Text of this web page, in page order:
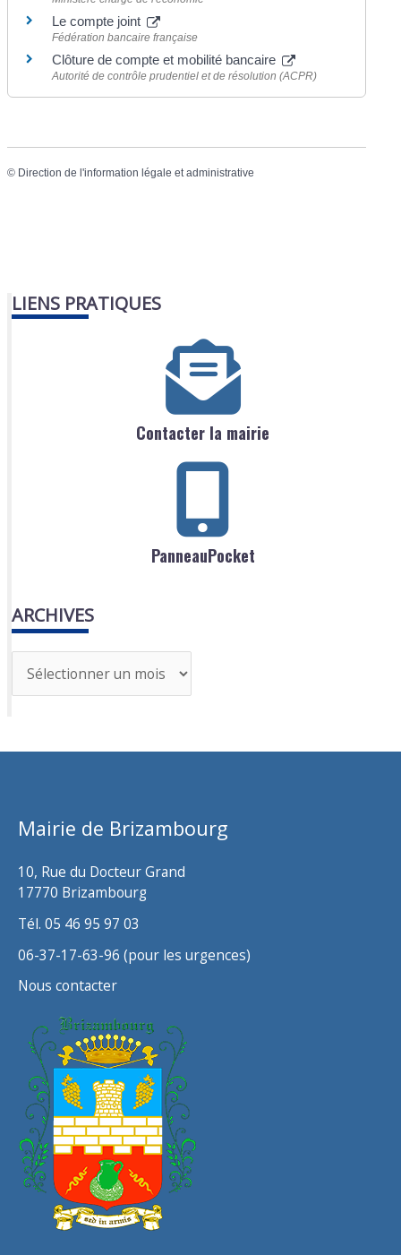
Le compte joint
Fédération bancaire française
Clôture de compte et mobilité bancaire
Autorité de contrôle prudentiel et de résolution (ACPR)
© Direction de l'information légale et administrative
LIENS PRATIQUES
Contacter la mairie
PanneauPocket
ARCHIVES
r
h
Mairie de Brizambourg
10, Rue du Docteur Grand
17770 Brizambourg
Tél. 05 46 95 97 03
06-37-17-63-96 (pour les urgences)
Nous contacter